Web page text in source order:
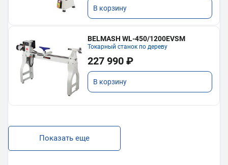
В корзину
BELMASH WL-450/1200EVSM
Токарный станок по дереву
227 990 ₽
В корзину
Показать еще